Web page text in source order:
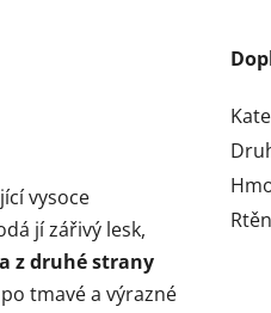
vysoce
jí zářivý lesk,
z druhé strany
tmavé a výrazné